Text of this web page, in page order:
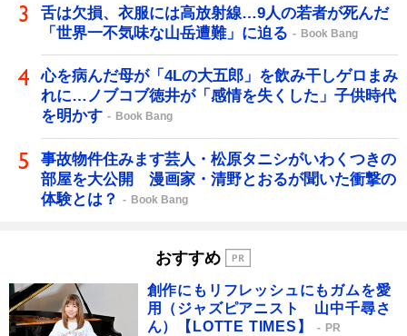
舌は欠損、衣服には高放射線…9人の若者が死んだ
「世界一不気味な山岳遭難」に迫る
Book Bang
心を病んだ母が「4Lの大五郎」を飲み干しゲロまみ
れに…ノブコブ徳井が「感情を失くした」子供時代
を明かす
Book Bang
事故物件住みます芸人・松原タニシがいわくつきの
部屋を大公開 漫画家・清野とおるが聞いた衝撃の
体験とは？
Book Bang
おすすめ
創作にもリフレッシュにもガムを愛
用（ジャズピアニスト 山中千尋さ
ん）【LOTTE TIMES】
PR